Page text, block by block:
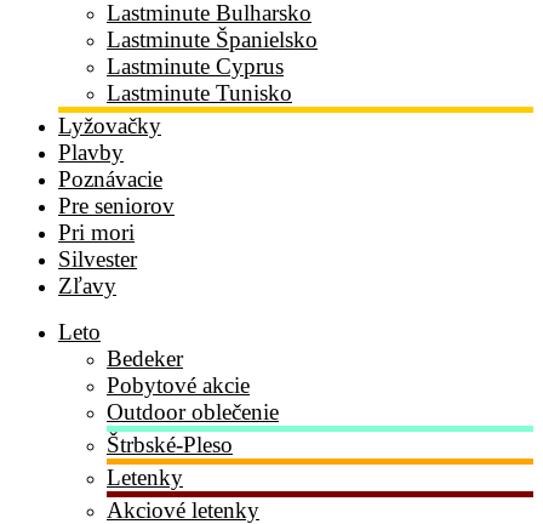
Lastminute Bulharsko
Lastminute Španielsko
Lastminute Cyprus
Lastminute Tunisko
Lyžovačky
Plavby
Poznávacie
Pre seniorov
Pri mori
Silvester
Zľavy
Leto
Bedeker
Pobytové akcie
Outdoor oblečenie
Štrbské-Pleso
Letenky
Akciové letenky